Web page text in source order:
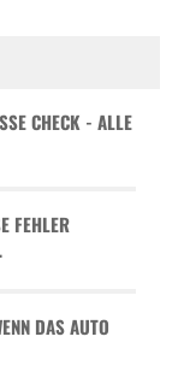
CHECK - ALLE D
FEHLER
DAS AUTO